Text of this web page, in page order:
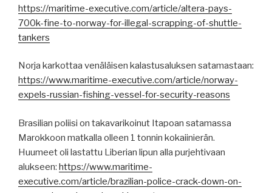
https://maritime-executive.com/article/altera-pays-
700k-fine-to-norway-for-illegal-scrapping-of-shuttle-
tankers
Norja karkottaa venäläisen kalastusaluksen satamastaan:
https://www.maritime-executive.com/article/norway-
expels-russian-fishing-vessel-for-security-reasons
Brasilian poliisi on takavarikoinut Itapoan satamassa
Marokkoon matkalla olleen 1 tonnin kokaiinierän.
Huumeet oli lastattu Liberian lipun alla purjehtivaan
alukseen: https://www.maritime-
executive.com/article/brazilian-police-crack-down-on-